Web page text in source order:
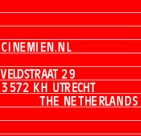
CI NEMI EN.N L
VELDSTRAAT 29
3 572 KH UTRECHT
THE NETHE RLANDS